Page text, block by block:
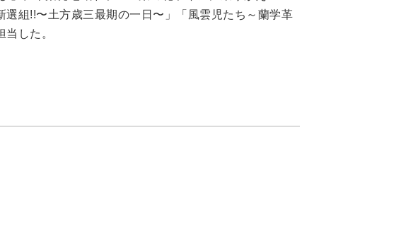
組!!〜土方歳三最期の一日〜」「風雲児たち～蘭学革
した。